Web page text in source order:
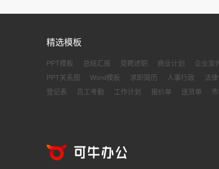
精选模板
PPT模板 总结汇报 竞聘述职 商业计划
企业宣
PPT关系图
Word模板 求职简历 人事行政
法
登记表
员工考勤 工作计划 报价单 送货单